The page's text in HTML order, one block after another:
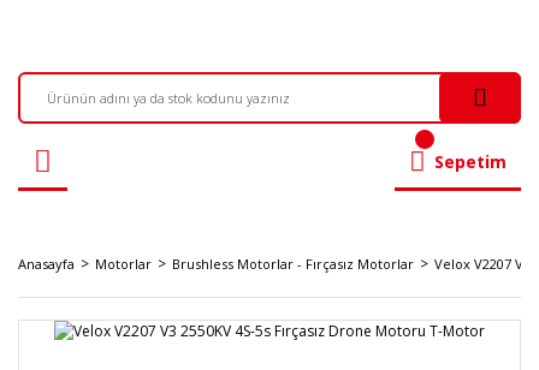
Sepetim
Anasayfa Motorlar Brushless Motorlar - Fırçasız Motorlar Velox V2207 V3